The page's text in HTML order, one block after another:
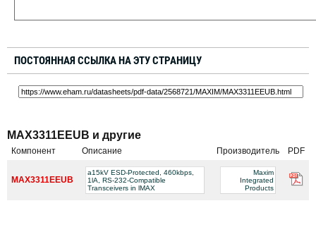
ПОСТОЯННАЯ ССЫЛКА НА ЭТУ СТРАНИЦУ
MAX3311EEUB и другие
Компонент Описание Производитель PDF
MAX3311EEUB
a15kV ESD-Protected, 460kbps,
1lA, RS-232-Compatible
Transceivers in lMAX
Maxim
Integrated
Products